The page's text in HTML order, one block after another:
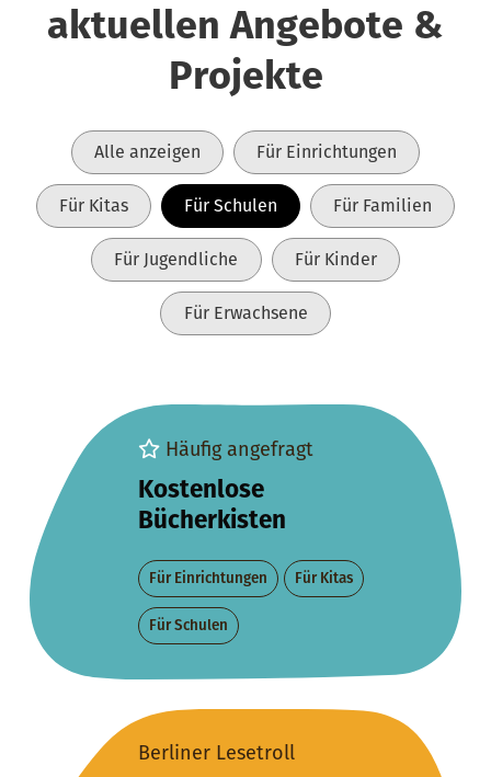
aktuellen Angebote &
Projekte
Alle anzeigen Für Einrichtungen
Für Kitas Für Schulen Für Familien
Für Jugendliche Für Kinder
Für Erwachsene
Häufig angefragt
Kostenlose
Bücherkisten
Für Einrichtungen Für Kitas
Für Schulen
Berliner Lesetroll